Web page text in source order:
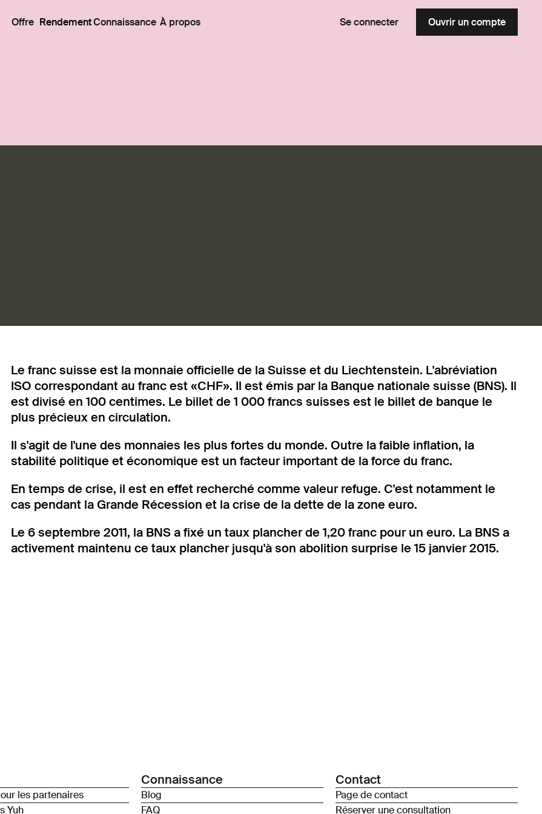
Offre RendementConnaissance À propos Se connecter Ouvrir un compte
Le franc suisse est la monnaie officielle de la Suisse et du Liechtenstein. L'abréviation
ISO correspondant au franc est «CHF». Il est émis par la Banque nationale suisse (BNS). Il
est divisé en 100 centimes. Le billet de 1 000 francs suisses est le billet de banque le
plus précieux en circulation.
Il s'agit de l'une des monnaies les plus fortes du monde. Outre la faible inflation, la
stabilité politique et économique est un facteur important de la force du franc.
En temps de crise, il est en effet recherché comme valeur refuge. C'est notamment le
cas pendant la Grande Récession et la crise de la dette de la zone euro.
Le 6 septembre 2011, la BNS a fixé un taux plancher de 1,20 franc pour un euro. La BNS a
activement maintenu ce taux plancher jusqu'à son abolition surprise le 15 janvier 2015.
les partenaires
Yuh
Connaissance
Blog
FAQ
Contact
Page de contact
Réserver une consultation